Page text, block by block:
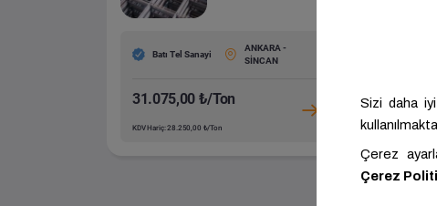
Batı Tel Sanayi
ANKARA -
SİNCAN
31.075,00 ₺/Ton
KDV Hariç: 28.250,00 ₺/Ton KDV Hariç: